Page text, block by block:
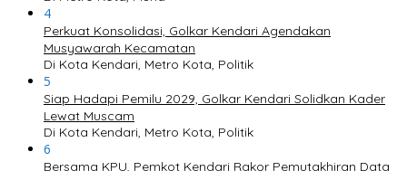
4
Perkuat Konsolidasi, Golkar Kendari Agendakan
Musyawarah Kecamatan
Di Kota Kendari, Metro Kota, Politik
5
Siap Hadapi Pemilu 2029, Golkar Kendari Solidkan Kader
Lewat Muscam
Di Kota Kendari, Metro Kota, Politik
6
Bersama KPU, Pemkot Kendari Rakor Pemutakhiran Data